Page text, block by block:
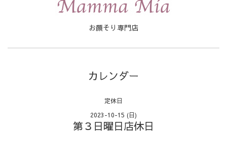
お顔そり専門店
カレンダー
定休日
2023-10-15 (日)
第３日曜日店休日